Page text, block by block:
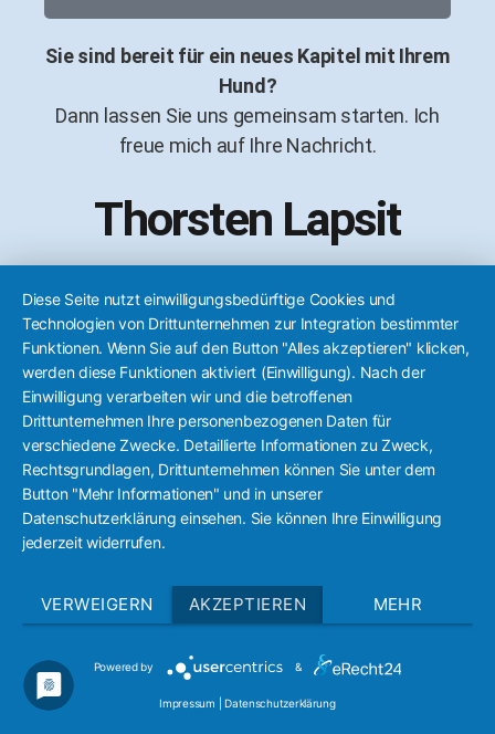
Sie sind bereit für ein neues Kapitel mit Ihrem
Hund?
Dann lassen Sie uns gemeinsam starten. Ich
freue mich auf Ihre Nachricht.
Thorsten Lapsit
und WhatsApp
0160/7954148
Email:
hundetrainer@hund
Diese Seite nutzt einwilligungsbedürftige Cookies und
Technologien von Drittunternehmen zur Integration bestimmter
Funktionen. Wenn Sie auf den Button "Alles akzeptieren" klicken,
werden diese Funktionen aktiviert (Einwilligung). Nach der
Einwilligung verarbeiten wir und die betroffenen
Drittunternehmen Ihre personenbezogenen Daten für
verschiedene Zwecke. Detaillierte Informationen zu Zweck,
Rechtsgrundlagen, Drittunternehmen können Sie unter dem
Button "Mehr Informationen" und in unserer
Datenschutzerklärung einsehen. Sie können Ihre Einwilligung
jederzeit widerrufen.
VERWEIGERN AKZEPTIEREN MEHR
Powered by &
Impressum Datenschutzerklärung
Von Kunden bewertet
Kundenbewertungen und Erfahrungen zu
Thorsten Lapsit
100
%
Empfehlungen auf
SEHR GUT
Bewertungen auf ProvenExpert.com
Erfahren Sie mehr über dieses Bewertungssiegel
Profil ansehen